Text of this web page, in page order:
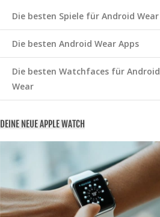
Die besten Spiele für Android Wear
Die besten Android Wear Apps
Die besten Watchfaces für Android
Wear
DEINE NEUE APPLE WATCH